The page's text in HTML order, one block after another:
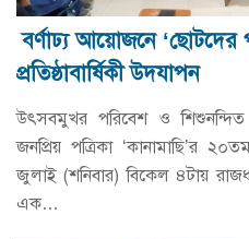
বর্ণাঢ্য আয়োজনে ‘ছোটদের
প্রতিষ্ঠাবার্ষিকী উদযাপন
উৎসবমুখর পরিবেশ ও
জনপ্রিয় পত্রিকা ‘কানামাছি’র
জুলাই (শনিবার) বিকেল ৪টায়
এক…